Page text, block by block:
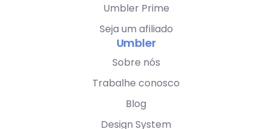
Umbler Prime
Seja um afiliado
Umbler
Sobre nós
Trabalhe conosco
Blog
Design System